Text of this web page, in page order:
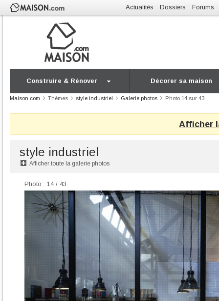
Actualités Dossiers Forums
Construire & Rénover Décorer sa maison
Maison.com Thèmes style industriel Galerie photos Photo 14 sur 43
Afficher
style industriel
Afficher toute la galerie photos
Photo : 14 / 43